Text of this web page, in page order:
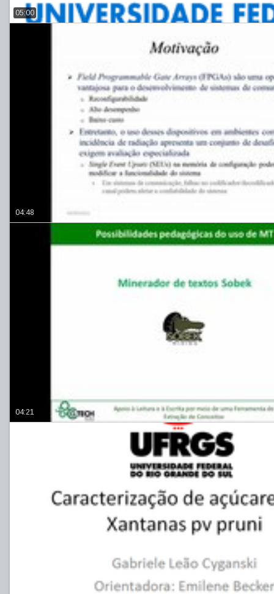
05:00
04:48
04:21